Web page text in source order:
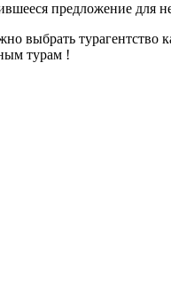
предложение для
выбрать
турам !